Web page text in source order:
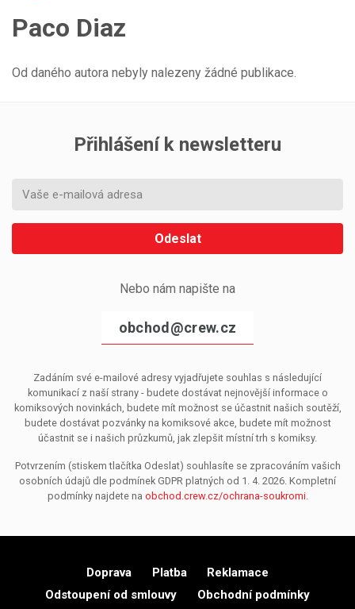
Paco Diaz
Od daného autora nebyly nalezeny žádné publikace.
Přihlášení k newsletteru
Odeslat
Nebo nám napište na
obchod@crew.cz
Zadáním své e-mailové adresy vyjadřujete souhlas s následující
komunikací z naší strany - budete dostávat nejnovější informace o
komiksových novinkách, budete mít možnost se účastnit našich soutěží,
budete dostávat pozvánky na komiksové akce, budete mít možnost
účastnit se i našich průzkumů, jak zlepšit místní trh s komiksy.
Potvrzením (stiskem tlačítka Odeslat) souhlasíte se zpracováním vašich
osobních údajů dle podmínek GDPR platných od 1. 4. 2026. Kompletní
podmínky najdete na obchod.crew.cz/ochrana-soukromi.
Doprava Platba
Reklamace
Odstoupení od smlouvy
Obchodní podmínky